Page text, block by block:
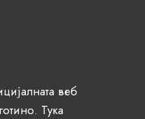
веб
Тука